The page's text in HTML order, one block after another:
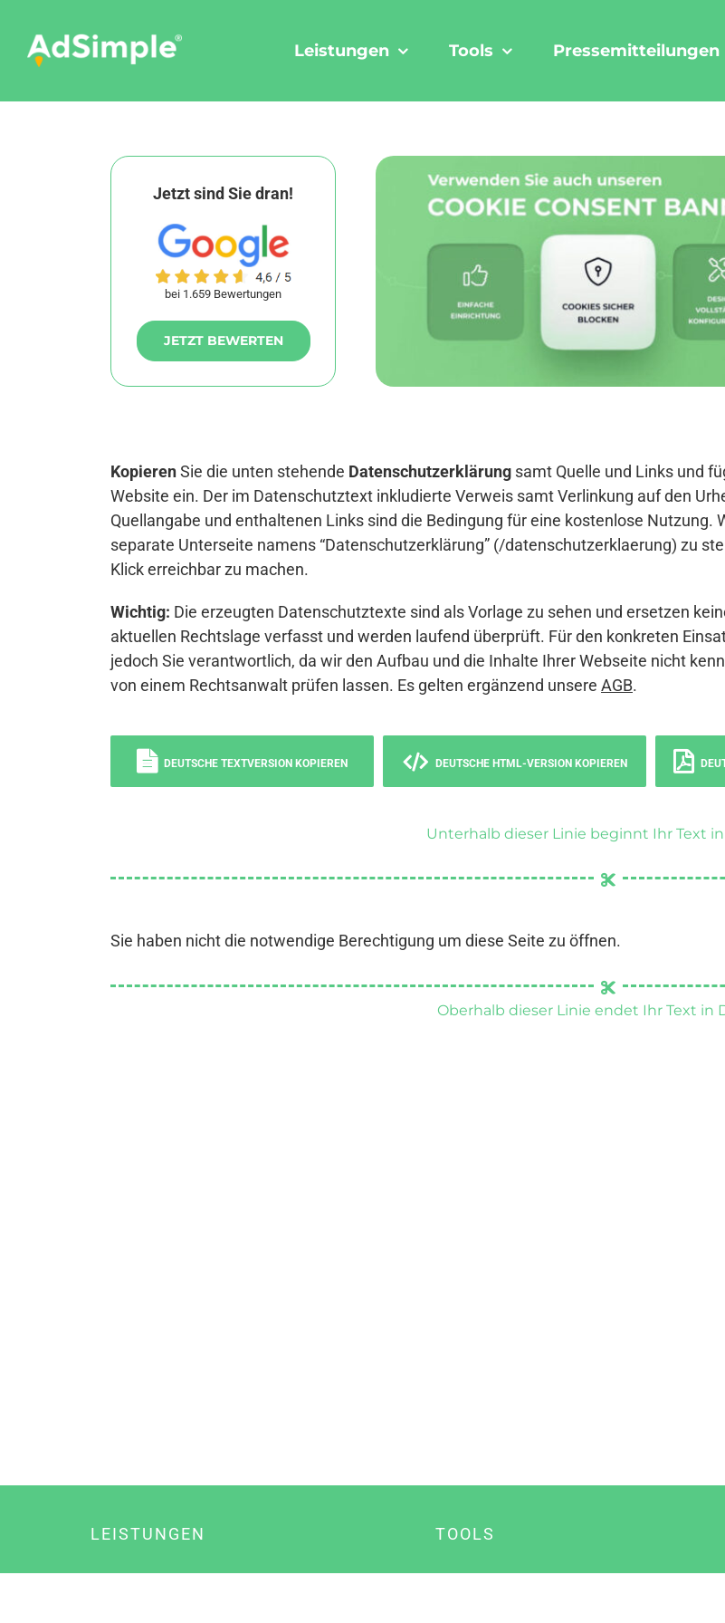
content
Leistungen Tools Pressemitteilungen
Jetzt sind Sie dran!
bei 1.659 Bewertungen
JETZT BEWERTEN
KopierenSie die unten stehende Datenschutzerklärung samt Quelle und Links und
Website ein. Der im Datenschutztext inkludierte Verweis samt Verlinkung auf den
Quellangabe und enthaltenen Links sind die Bedingung für eine kostenlose
separate Unterseite namens “Datenschutzerklärung” (/datenschutzerklaerung) zu
Klick erreichbar zu machen.
Wichtig: Die erzeugten Datenschutztexte sind als Vorlage zu sehen und ersetzen
aktuellen Rechtslage verfasst und werden laufend überprüft. Für den konkreten
jedoch Sie verantwortlich, da wir den Aufbau und die Inhalte Ihrer Webseite nicht
von einem Rechtsanwalt prüfen lassen. Es gelten ergänzend unsere AGB.
DEUTSCHE TEXTVERSION KOPIEREN DEUTSCHE HTML-VERSION KOPIEREN
Unterhalb dieser Linie beginnt Ihr Text
Sie haben nicht die notwendige Berechtigung um diese Seite zu öffnen.
Oberhalb dieser Linie endet Ihr Text in
LEISTUNGEN TOOLS